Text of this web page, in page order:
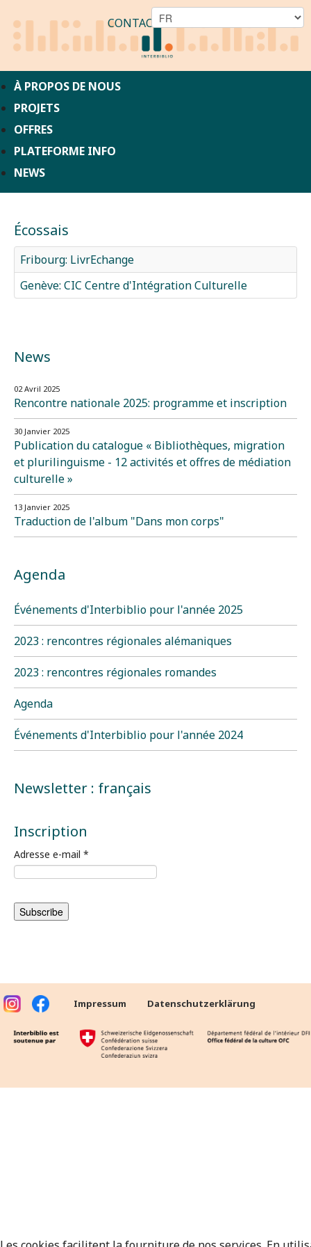
CONTACT
À PROPOS DE NOUS
PROJETS
OFFRES
PLATEFORME INFO
NEWS
Écossais
Fribourg: LivrEchange
Genève: CIC Centre d'Intégration Culturelle
News
02 Avril 2025
Rencontre nationale 2025: programme et inscription
30 Janvier 2025
Publication du catalogue « Bibliothèques, migration
et plurilinguisme - 12 activités et offres de médiation
culturelle »
13 Janvier 2025
Traduction de l'album "Dans mon corps"
Agenda
Événements d'Interbiblio pour l'année 2025
2023 : rencontres régionales alémaniques
2023 : rencontres régionales romandes
Agenda
Événements d'Interbiblio pour l'année 2024
Newsletter : français
Inscription
Adresse e-mail *
Impressum Datenschutzerklärung